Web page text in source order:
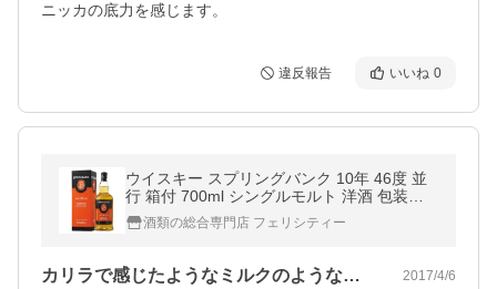
ニッカの底力を感じます。
違反報告 いいね 0
ウイスキー スプリングバンク 10年 46度 並
行 箱付 700ml シングルモルト 洋酒 包装不
可酒類の総合専門店 フェリシティー
カリラで感じたようなミルクのような風味… 2017/4/6